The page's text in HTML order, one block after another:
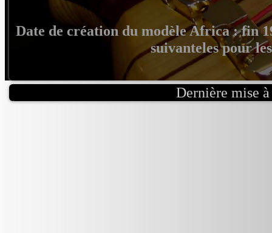
Date de création du modèle Africa : fin
suivanteles pour
Dernière mise